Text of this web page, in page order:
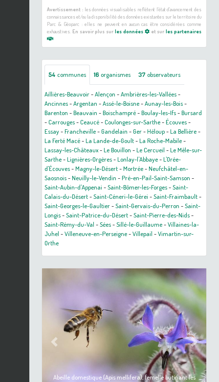
Avertissement :les données visualisables reflètent l'état d'avancement des
connaissances et/ou la disponibilité des données existantes sur le territoire du
Parc & Géoparc : elles ne peuvent en aucun cas être considérées comme
exhaustives. En savoir plus sur les données et surles partenaires
54 communes 16 organismes 37 observateurs
Aillières-Beauvoir-Alençon -Ambrières-les-Vallées-
Ancinnes-Argentan -Assé-le-Boisne-Aunay-les-Bois-
Barenton -Beauvain -Boischampré-Boulay-les-Ifs-Bursard
-Carrouges-Ceaucé-Coulonges-sur-Sarthe-Écouves-
Essay-Francheville-Gandelain -Ger-Héloup-La Bellière-
La Ferté Macé-La Lande-de-Goult-La Roche-Mabile-
Lassay-les-Châteaux-Le Bouillon -Le Cercueil -Le Mêle-sur-
Sarthe-Lignières-Orgères-Lonlay-l'Abbaye-L'Orée-
d'Écouves-Magny-le-Désert-Mortrée-Neufchâtel-en-
Saosnois-Neuilly-le-Vendin -Pré-en-Pail-Saint-Samson -
Saint-Aubin-d'Appenai -Saint-Bômer-les-Forges-Saint-
Calais-du-Désert-Saint-Céneri-le-Gérei -Saint-Fraimbault-
Saint-Georges-le-Gaultier-Saint-Gervais-du-Perron -Saint-
Longis-Saint-Patrice-du-Désert-Saint-Pierre-des-Nids-
Saint-Rémy-du-Val -Sées-Sillé-le-Guillaume-Villaines-la-
Juhel -Villeneuve-en-Perseigne-Villepail -Vimartin-sur-
Orthe
Abeille domestique (Apis mellifera), femelle butinant les
Previous Next